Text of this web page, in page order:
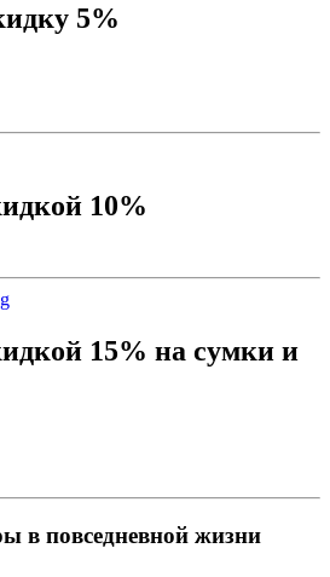
5%
10%
15% на сумки и
в повседневной жизни